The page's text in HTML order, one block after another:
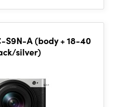
S9N-A (body + 18-40
silver)